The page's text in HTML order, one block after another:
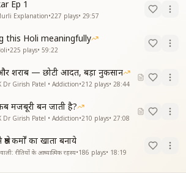
Ep 1
Explanation•227 plays• 29:57
this Holi meaningfully
•225 plays• 59:22
शराब — छोटी आदत, बड़ा नुकसान
Dr Girish Patel • Addiction•212 plays• 28:44
मजबूरी बन जाती है?
Dr Girish Patel • Addiction•210 plays• 27:08
कर्मों का खाता बनाये
रीतियों के आध्यात्मिक रहस्य•186 plays• 18:19